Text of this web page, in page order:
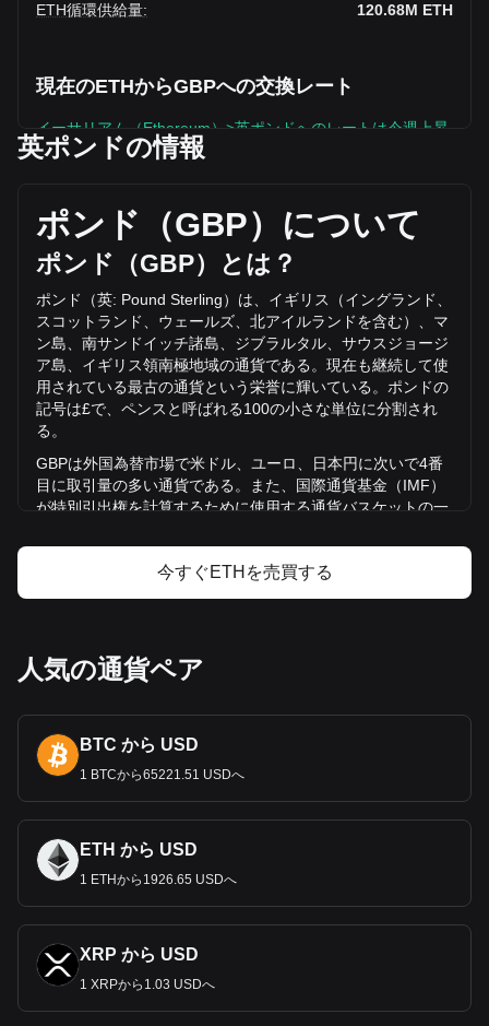
ETH循環供給量: 120.68M ETH
現在のETHからGBPへの交換レート
イーサリアム（Ethereum）>英ポンドへのレートは今週上昇
中です
り£1,419.23で、循環供給量は120,682,056 ETH、合計時価
総額は£171,275,774,863.7 GBPです。イーサリアム
（Ethereum）の取引量は過去24時間で +61.07%
(£1,781,589,783.54 GBP)変化しており、ETHの前日の取引
量は£2,917,372,488.73でした。
Bitgetのイーサリアム（Ethereum）について
の詳細情報
Ethereumの価格
Ethereum（ETH）とは
イーサリアム（Ethereum）の利益計算機
英ポンドの情報
ポンド（GBP）について
ポンド（GBP）とは？
ポンド（英: Pound Sterling）は、イギリス（イングランド、
スコットランド、ウェールズ、北アイルランドを含む）、マ
ン島、南サンドイッチ諸島、ジブラルタル、サウスジョージ
ア島、イギリス領南極地域の通貨である。現在も継続して使
用されている最古の通貨という栄誉に輝いている。ポンドの
記号は£で、ペンスと呼ばれる100の小さな単位に分割され
る。
GBPは外国為替市場で米ドル、ユーロ、日本円に次いで4番
目に取引量の多い通貨である。また、国際通貨基金（IMF）
が特別引出権を計算するために使用する通貨バスケットの一
ンドの発行と規制を担当している。イングランドとウェール
ズではイングランド銀行が銀行券を発行しているが、スコッ
の歴史とは？
ポンド」という言葉はラテン語の「
その後まもなくポンド紙幣の発行を開始した。こ
は当初は手書きだった。 1971年に
ていた。英国は1971年、ポンドを通貨市場で自由に流通さ
せ、市場原理にその価値を委ねた。
れたにもかかわらず、英国はポンドを自国通貨として維持す
ることを選択した。
SEKの紙幣と硬貨
ポンドにはさまざまな額面がある。紙幣は
ド、20
てポリマーに印刷されたものもある。硬貨は
10P、20P、50P、1ポンド、2ポンドが鋳造されている。
今すぐETHを売買する
人気の通貨ペア
BTC から USD
1 BTCから65221.51 USDへ
ETH から USD
1 ETHから1926.65 USDへ
XRP から USD
1 XRPから1.03 USDへ